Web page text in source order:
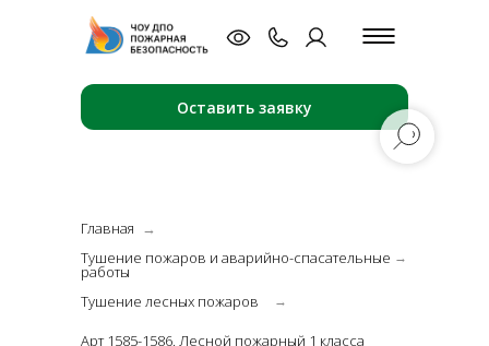
Оставить заявку
Главная
Тушение пожаров и аварийно-спасательные
работы
→
→
→
Тушение лесных пожаров
Арт 1585-1586. Лесной пожарный 1 класса